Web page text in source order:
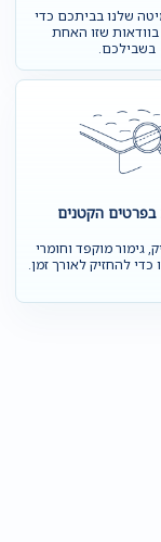
שלנו בביתכם כדי
שזו האחת
בשבילכם.
בפרטים הקטנים
גימור מוקפד וחומרי
להחזיק לאורך זמן.